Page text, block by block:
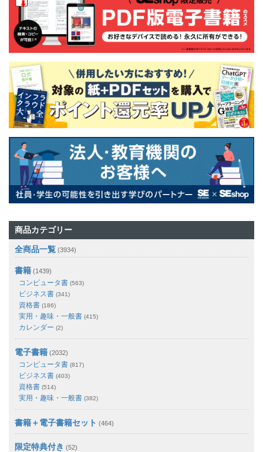
商品カテゴリー
全商品一覧 (3934)
書籍 (1439)
コンピュータ書 (563)
ビジネス書 (341)
資格書 (186)
実用・趣味・一般書 (415)
カレンダー (2)
電子書籍 (2032)
コンピュータ書 (817)
ビジネス書 (403)
資格書 (514)
実用・趣味・一般書 (382)
書籍＋電子書籍セット (464)
限定特典付き (52)